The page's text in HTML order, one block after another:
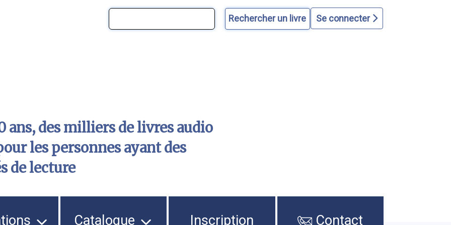
Se connecter
ans, des milliers de livres audio
les personnes ayant des
de lecture
Catalogue Inscription Contact